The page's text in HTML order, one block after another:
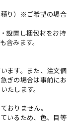
積り）※ご希望の場合
設置し梱包材をお持
含みます。
ます。また、注文個
ぎの場合は事前にお
たします。
おりません。
いるため、色、目等